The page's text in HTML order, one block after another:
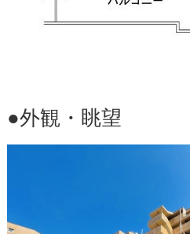
●外観・眺望